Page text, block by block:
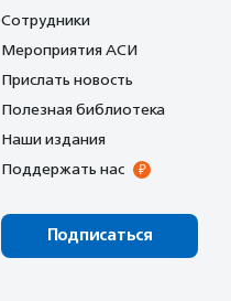
Сотрудники
Мероприятия АСИ
Прислать новость
Полезная библиотека
Наши издания
Поддержать нас
Подписаться